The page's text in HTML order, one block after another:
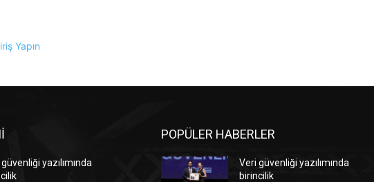
Yapın
yazılımında
POPÜLER HABERLER
Veri güvenliği yazılımında
birincilik